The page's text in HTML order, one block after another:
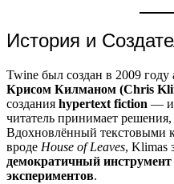
История и
Twine был создан в 2009
Крисом Килманом (Chris
создания hypertext fiction —
читатель принимает
Вдохновлённый текстовыми
вроде House of Leaves, Klimas
демократичный
экспериментов.